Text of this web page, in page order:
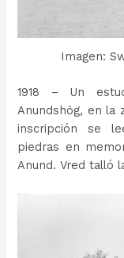
Imagen:
1918 – Un
Anundshög, en la
inscripción se
piedras en
Anund. Vred talló